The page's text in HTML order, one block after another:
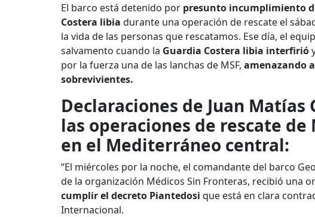
El barco está detenido por presunto incumplimiento
Costera libia durante una operación de rescate el
la vida de las personas que rescatamos. Ese día, el
salvamento cuando la Guardia Costera libia interfirió
por la fuerza una de las lanchas de MSF, amenazando
sobrevivientes.
Declaraciones de Juan
las operaciones de rescate de
en el Mediterráneo central:
“El miércoles por la noche, el comandante del barco
de la organización Médicos Sin Fronteras, recibió una
cumplir el decreto Piantedosi que está en clara
Internacional.